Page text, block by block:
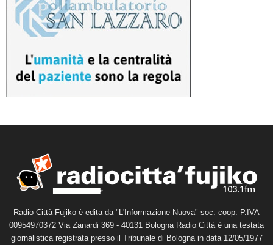
Radio Città Fujiko è edita da "L'Informazione Nuova" soc. coop. P.IVA
00954970372 Via Zanardi 369 - 40131 Bologna Radio Città è una testata
giornalistica registrata presso il Tribunale di Bologna in data 12/05/1977